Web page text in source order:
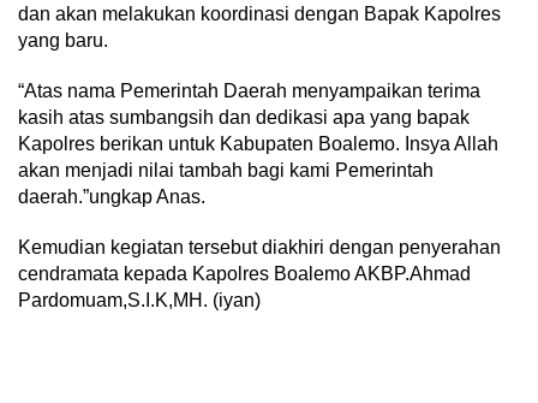
dan akan melakukan koordinasi dengan Bapak Kapolres
yang baru.
“Atas nama Pemerintah Daerah menyampaikan terima
kasih atas sumbangsih dan dedikasi apa yang bapak
Kapolres berikan untuk Kabupaten Boalemo. Insya Allah
akan menjadi nilai tambah bagi kami Pemerintah
daerah.”ungkap Anas.
Kemudian kegiatan tersebut diakhiri dengan penyerahan
cendramata kepada Kapolres Boalemo AKBP.Ahmad
Pardomuam,S.I.K,MH. (iyan)